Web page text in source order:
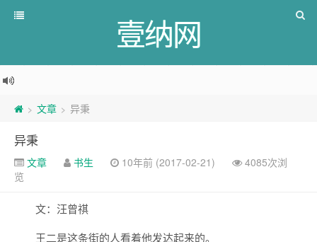
壹纳网
> 文章 > 异秉
异秉
文章 书生 10年前 (2017-02-21)
4085次浏
览
文：汪曾祺
王二是这条街的人看着他发达起来的。